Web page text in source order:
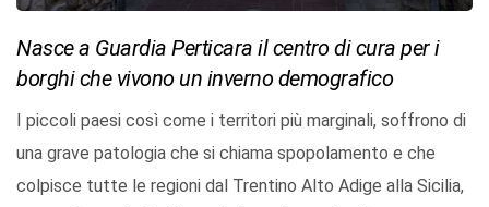
Nasce a Guardia Perticara il centro di cura per i
borghi che vivono un inverno demografico
I piccoli paesi così come i territori più marginali, soffrono di
una grave patologia che si chiama spopolamento e che
colpisce tutte le regioni dal Trentino Alto Adige alla Sicilia,